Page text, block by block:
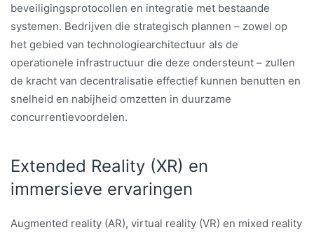
beveiligingsprotocollen en integratie met bestaande
systemen. Bedrijven die strategisch plannen – zowel op
het gebied van technologiearchitectuur als de
operationele infrastructuur die deze ondersteunt – zullen
de kracht van decentralisatie effectief kunnen benutten en
snelheid en nabijheid omzetten in duurzame
concurrentievoordelen.
Extended Reality (XR) en
immersieve ervaringen
Augmented reality (AR), virtual reality (VR) en mixed reality